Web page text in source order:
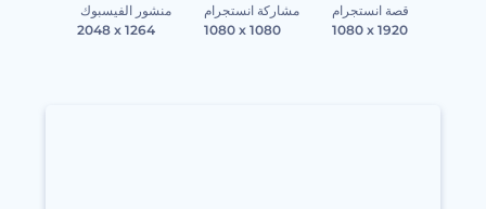
قصة انستجرام
1080 x 1920
مشاركة انستجرام
1080 x 1080
منشور الفيسبوك
2048 x 1264